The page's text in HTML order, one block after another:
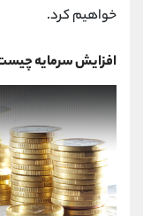
خواهیم کرد.
افزایش سرمایه